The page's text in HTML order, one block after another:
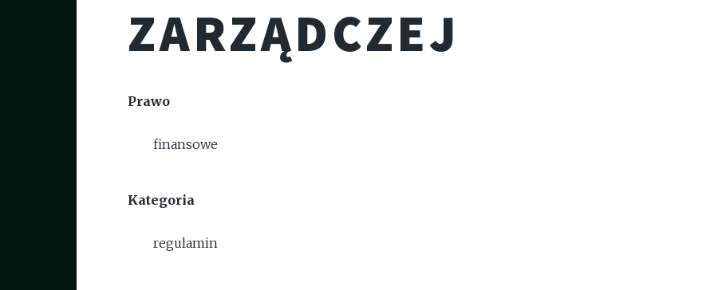
ZARZĄDCZEJ
Prawo
finansowe
Kategoria
regulamin